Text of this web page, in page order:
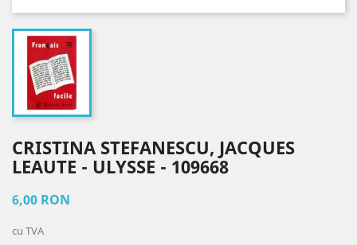
CRISTINA STEFANESCU, JACQUES
LEAUTE - ULYSSE - 109668
6,00 RON
cu TVA